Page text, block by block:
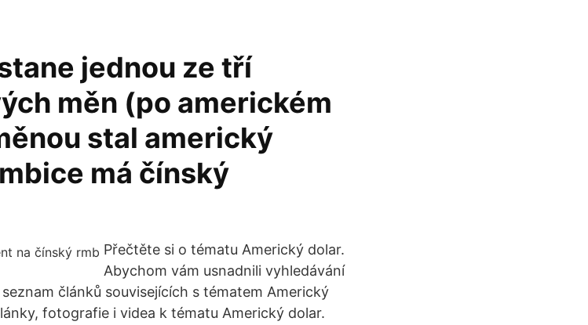
jednou ze tří
měn (po americkém
stal americký
má čínský
Přečtěte si o tématu Americký dolar.
Abychom vám usnadnili vyhledávání
článků souvisejících s tématem Americký
fotografie i videa k tématu Americký dolar.